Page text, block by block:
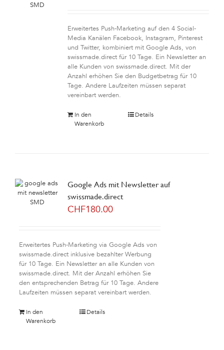
Erweitertes Push-Marketing auf den 4 Social-
Media Kanälen Facebook, Instagram, Pinterest
und Twitter, kombiniert mit Google Ads, von
swissmade.direct für 10 Tage. Ein Newsletter an
alle Kunden von swissmade.direct. Mit der
Anzahl erhöhen Sie den Budgetbetrag für 10
Tage. Andere Laufzeiten müssen separat
vereinbart werden.
In den
Warenkorb
Details
Google Ads mit Newsletter auf
swissmade.direct
CHF180.00
Erweitertes Push-Marketing via Google Ads von
swissmade.direct inklusive bezahlter Werbung
für 10 Tage. Ein Newsletter an alle Kunden von
swissmade.direct. Mit der Anzahl erhöhen Sie
den entsprechenden Betrag für 10 Tage. Andere
Laufzeiten müssen separat vereinbart werden.
In den
Warenkorb
Details